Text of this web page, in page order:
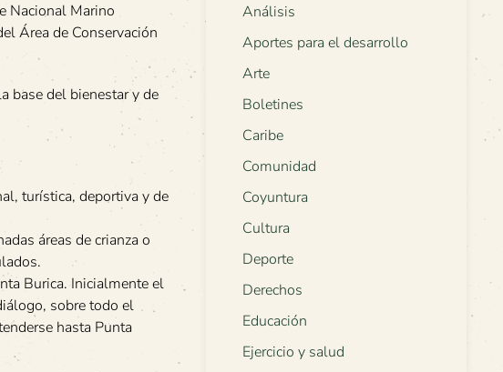
Nacional Marino
Área de Conservación
base del bienestar y de
turística, deportiva y de
áreas de crianza o
Burica. Inicialmente el
sobre todo el
hasta Punta
Análisis
Aportes para el desarrollo
Arte
Boletines
Caribe
Comunidad
Coyuntura
Cultura
Deporte
Derechos
Educación
Ejercicio y salud